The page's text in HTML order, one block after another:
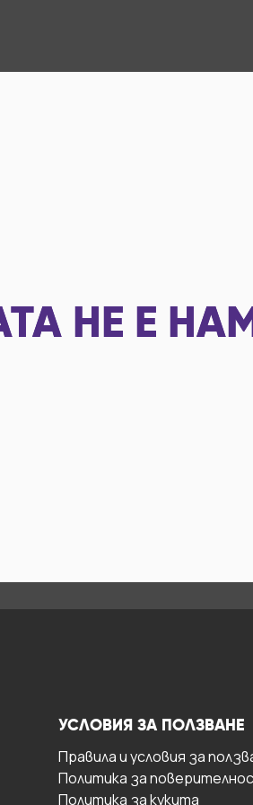
НЕ Е
УСЛОВИЯ ЗА ПОЛЗВАНЕ
Правила и условия за
Политика за
Политика за кукита